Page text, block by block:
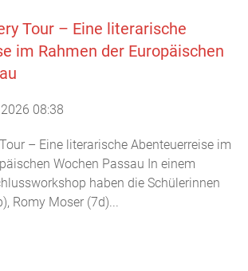
Tour – Eine literarische
im Rahmen der Europäischen
08:38
– Eine literarische Abenteuerreise im
Wochen Passau In einem
haben die Schülerinnen
Romy Moser (7d)...